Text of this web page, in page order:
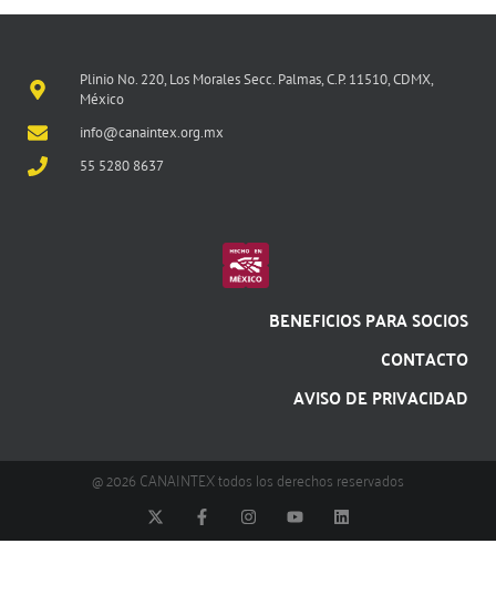
Plinio No. 220, Los Morales Secc. Palmas, C.P. 11510, CDMX,
México
info@canaintex.org.mx
55 5280 8637
BENEFICIOS PARA SOCIOS
CONTACTO
AVISO DE PRIVACIDAD
@ 2026 CANAINTEX todos los derechos reservados